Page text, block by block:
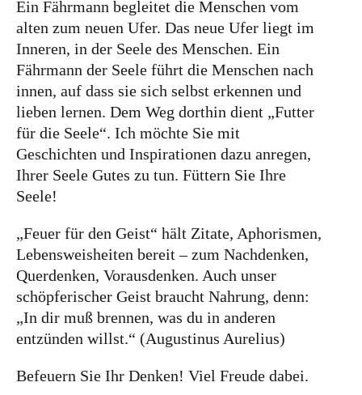
Ein Fährmann begleitet die Menschen vom
alten zum neuen Ufer. Das neue Ufer liegt im
Inneren, in der Seele des Menschen. Ein
Fährmann der Seele führt die Menschen nach
innen, auf dass sie sich selbst erkennen und
lieben lernen. Dem Weg dorthin dient „Futter
für die Seele“. Ich möchte Sie mit
Geschichten und Inspirationen dazu anregen,
Ihrer Seele Gutes zu tun. Füttern Sie Ihre
Seele!
„Feuer für den Geist“ hält Zitate, Aphorismen,
Lebensweisheiten bereit – zum Nachdenken,
Querdenken, Vorausdenken. Auch unser
schöpferischer Geist braucht Nahrung, denn:
„In dir muß brennen, was du in anderen
entzünden willst.“ (Augustinus Aurelius)
Befeuern Sie Ihr Denken! Viel Freude dabei.